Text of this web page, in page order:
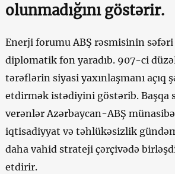
olunmadığını göstərir.
Enerji forumu ABŞ rəsmisinin
diplomatik fon yaradıb. 907-ci
tərəflərin siyasi yaxınlaşmanı açıq
etdirmək istədiyini göstərib. Başqa
verənlər Azərbaycan-ABŞ
iqtisadiyyat və təhlükəsizlik
daha vahid strateji çərçivədə
etdirir.